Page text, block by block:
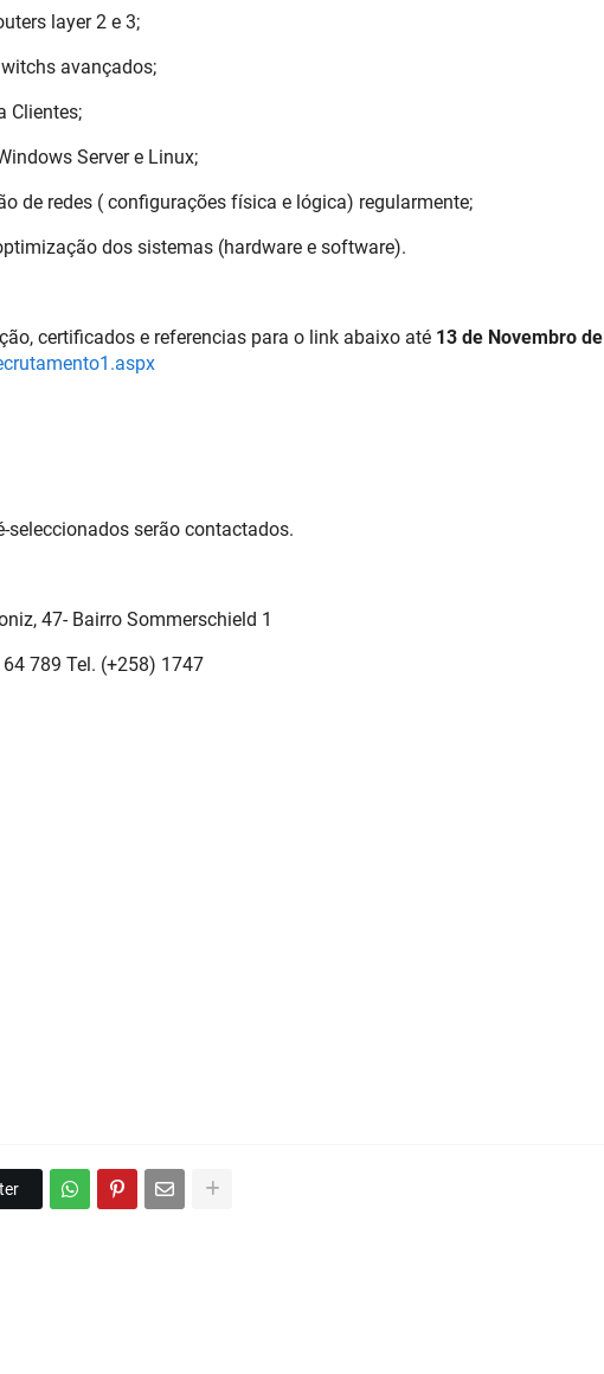
layer 2 e 3;
avançados;
Clientes;
Server e Linux;
de redes ( configurações física e lógica) regularmente;
dos sistemas (hardware e software).
certificados e referencias para o link abaixo até 13 de Novembro de
seleccionados serão contactados.
47- Bairro Sommerschield 1
789 Tel. (+258) 1747